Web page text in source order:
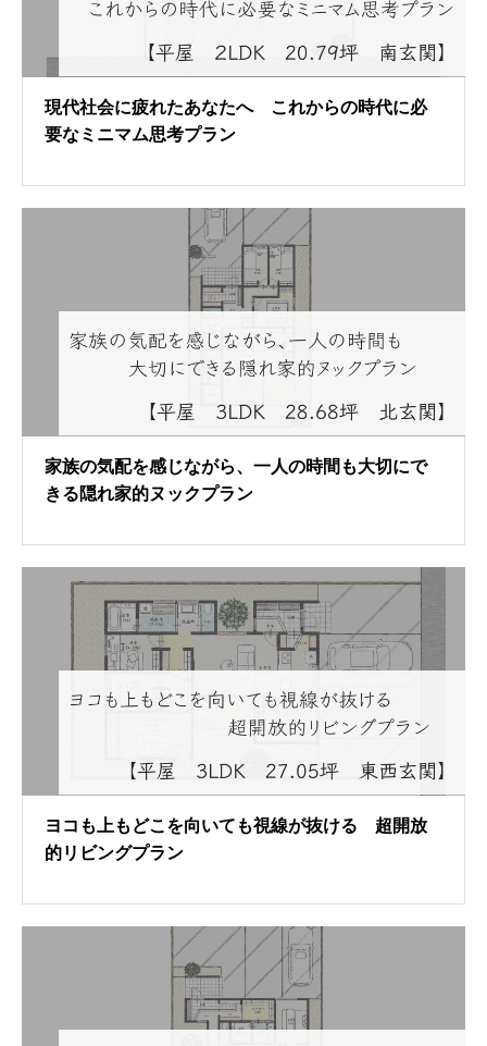
現代社会に疲れたあなたへ これからの時代に必
要なミニマム思考プラン
家族の気配を感じながら、一人の時間も大切にで
きる隠れ家的ヌックプラン
ヨコも上もどこを向いても視線が抜ける 超開放
的リビングプラン